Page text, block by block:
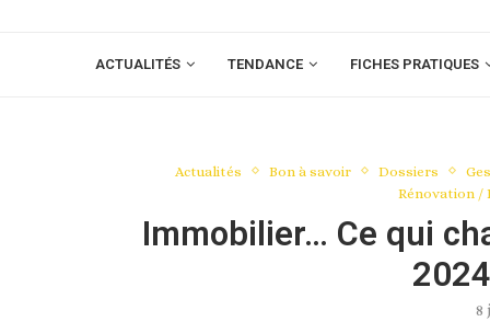
ACTUALITÉS TENDANCE FICHES PRATIQUES
Actualités Bon à savoir Dossiers
Rénovation /
Immobilier… Ce qui
8